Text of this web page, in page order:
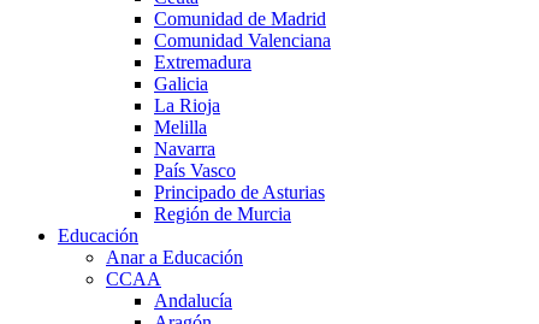
Comunidad de Madrid
Comunidad Valenciana
Extremadura
Galicia
La Rioja
Melilla
Navarra
País Vasco
Principado de Asturias
Región de Murcia
Educación
Anar a Educación
CCAA
Andalucía